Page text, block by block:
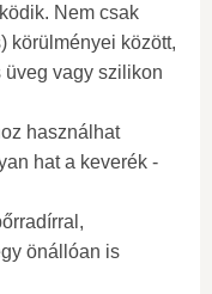
Nem csak
körülményei között,
üveg vagy szilikon
használhat
hat a keverék -
önállóan is